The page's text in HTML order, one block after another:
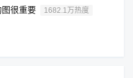
很重要 1682.1万热度